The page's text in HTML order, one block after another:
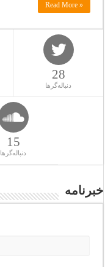
Read More »
28
دنباله‌گرها
15
دنباله‌گرها
خبرنامه